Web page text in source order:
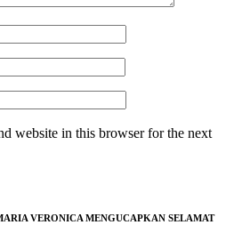
website in this browser for the next
VERONICA MENGUCAPKAN SELAMAT